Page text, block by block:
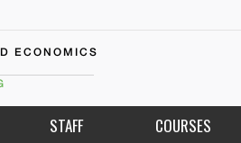
ECONOMICS
STAFF COURSES